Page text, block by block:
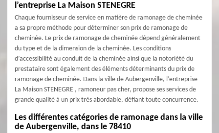
l’entreprise La Maison STENEGRE
Chaque fournisseur de service en matière de ramonage de cheminée
a sa propre méthode pour déterminer son prix de ramonage de
cheminée. Le prix de ramonage de cheminée dépend généralement
du type et de la dimension de la cheminée. Les conditions
d’accessibilité au conduit de la cheminée ainsi que la notoriété du
prestataire sont également des éléments déterminants du prix de
ramonage de cheminée. Dans la ville de Aubergenville, l’entreprise
La Maison STENEGRE , ramoneur pas cher, propose ses services de
grande qualité à un prix très abordable, défiant toute concurrence.
Les différentes catégories de ramonage dans la ville
de Aubergenville, dans le 78410